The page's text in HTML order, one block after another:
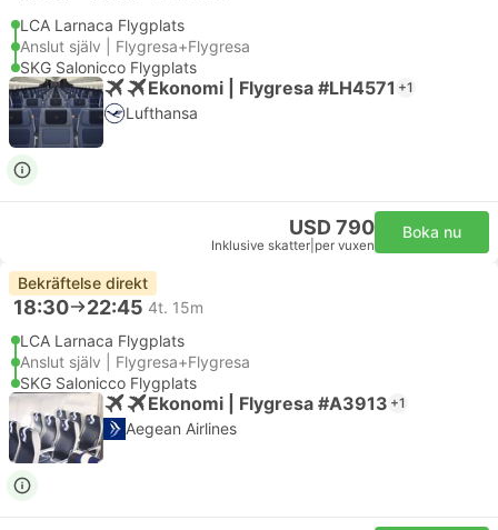
LCA Larnaca Flygplats
Anslut själv | Flygresa+Flygresa
SKG Salonicco Flygplats
Ekonomi | Flygresa #LH4571 +1
Lufthansa
USD 790
Inklusive skatter per vuxen
Boka nu
Bekräftelse direkt
18:30 22:45 4t. 15m
LCA Larnaca Flygplats
Anslut själv | Flygresa+Flygresa
SKG Salonicco Flygplats
Ekonomi | Flygresa #A3913 +1
Aegean Airlines